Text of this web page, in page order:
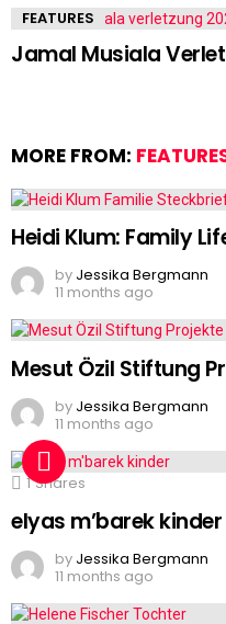
FEATURES
Jamal Musiala
MORE FROM:
Heidi Klum: Family
by Jessika Bergmann
11 months ago
Mesut Özil Stiftung
by Jessika Bergmann
11 months ago
1 Shares
elyas m’barek kinder
by Jessika Bergmann
11 months ago